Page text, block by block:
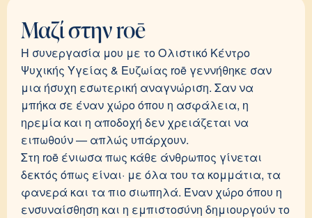
Μαζί στην roē
Η συνεργασία μου με το Ολιστικό Κέντρο
Ψυχικής Υγείας & Ευζωίας roē γεννήθηκε σαν
μια ήσυχη εσωτερική αναγνώριση. Σαν να
μπήκα σε έναν χώρο όπου η ασφάλεια, η
ηρεμία και η αποδοχή δεν χρειάζεται να
ειπωθούν — απλώς υπάρχουν.
Στη roē ένιωσα πως κάθε άνθρωπος γίνεται
δεκτός όπως είναι· με όλα του τα κομμάτια, τα
φανερά και τα πιο σιωπηλά. Έναν χώρο όπου η
ενσυναίσθηση και η εμπιστοσύνη δημιουργούν το